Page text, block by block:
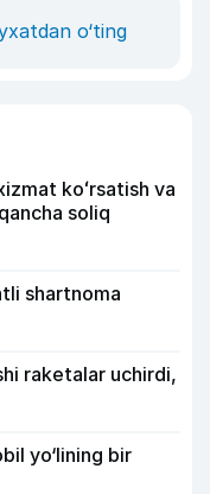
o‘ting
koʻrsatish va
soliq
shartnoma
raketalar uchirdi,
yo‘lining bir